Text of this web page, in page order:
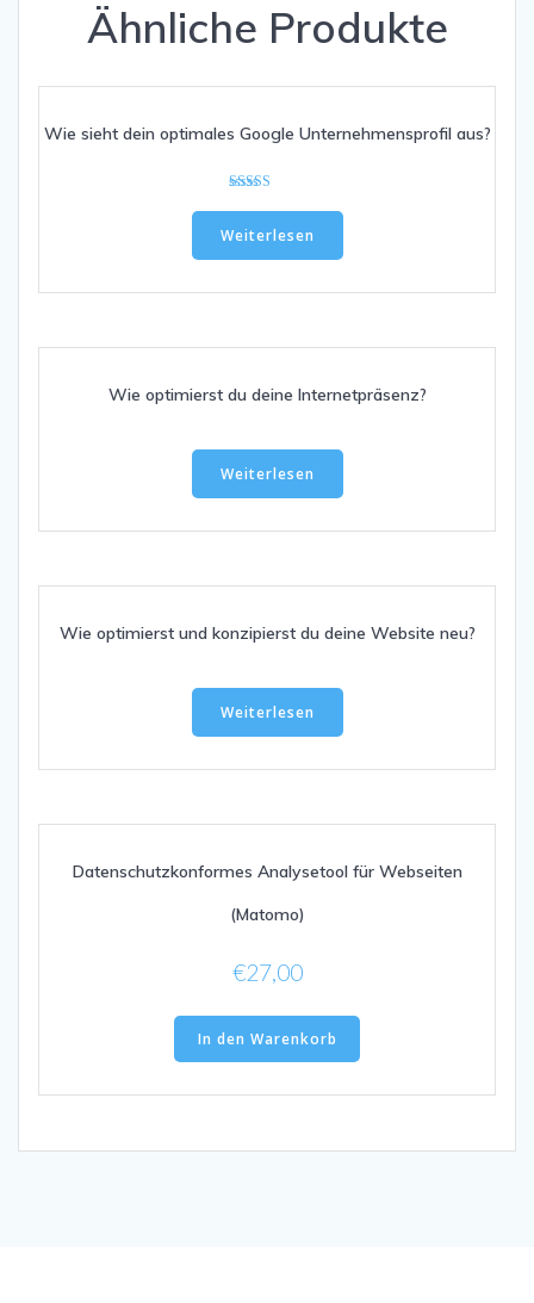
Ähnliche Produkte
Wie sieht dein optimales Google Unternehmensprofil aus?
5.00
von 5
Weiterlesen
Wie optimierst du deine Internetpräsenz?
Weiterlesen
Wie optimierst und konzipierst du deine Website neu?
Weiterlesen
Datenschutzkonformes Analysetool für Webseiten
(Matomo)
€27,00
In den Warenkorb